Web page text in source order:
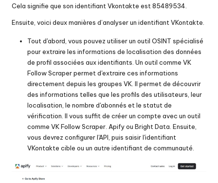
Cela signifie que son identifiant Vkontakte est 85489534.
Ensuite, voici deux manières d’analyser un identifiant VKontakte.
Tout d'abord, vous pouvez utiliser un outil OSINT spécialisé
pour extraire les informations de localisation des données
de profil associées aux identifiants. Un outil comme VK
Follow Scraper permet d'extraire ces informations
directement depuis les groupes VK. Il permet de découvrir
des informations telles que les profils des utilisateurs, leur
localisation, le nombre d'abonnés et le statut de
vérification. Il vous suffit de créer un compte avec un outil
comme VK Follow Scraper. Apifyou Bright Data. Ensuite,
vous devrez configurer l'API, puis saisir l'identifiant
VKontakte cible ou un autre identifiant de communauté.